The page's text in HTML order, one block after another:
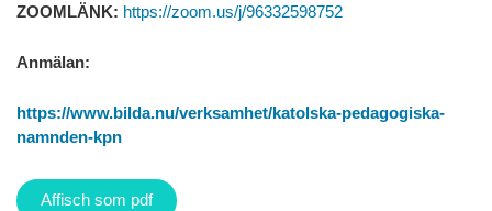
ZOOMLÄNK: https://zoom.us/j/96332598752
Anmälan:
https://www.bilda.nu/verksamhet/katolska-pedagogiska-
namnden-kpn
Affisch som pdf